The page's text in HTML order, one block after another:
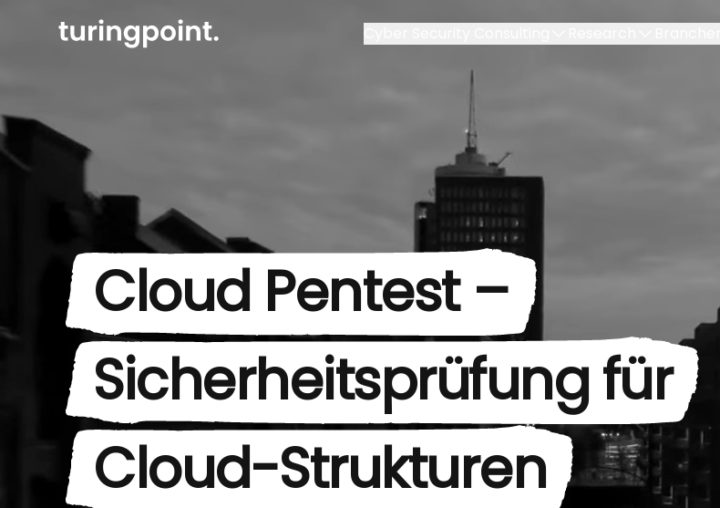
Cloud Pentest –
Sicherheitsprüfung für
Cloud-Strukturen